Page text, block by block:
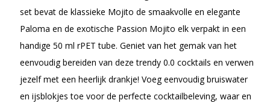
set bevat de klassieke Mojito de smaakvolle en elegante
Paloma en de exotische Passion Mojito elk verpakt in een
handige 50 ml rPET tube. Geniet van het gemak van het
eenvoudig bereiden van deze trendy 0.0 cocktails en verwen
jezelf met een heerlijk drankje! Voeg eenvoudig bruiswater
en ijsblokjes toe voor de perfecte cocktailbeleving, waar en